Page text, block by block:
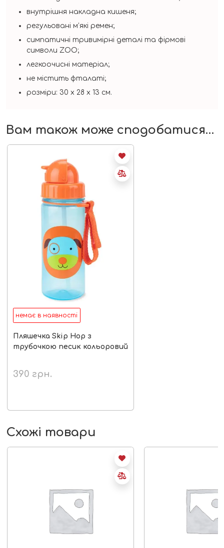
внутрішня накладна кишеня;
регульовані м’які ремен;
симпатичні тривимірні деталі та фірмові
символи ZOO;
легкоочисні матеріал;
не містить фталаті;
розміри: 30 x 28 x 13 см.
Вам також може сподобатися…
немає в наявності
Пляшечка Skip Hop з
трубочкою песик кольоровий
390 грн.
Схожі товари